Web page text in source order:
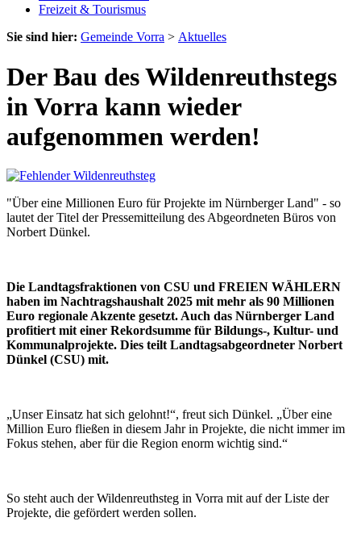
Freizeit & Tourismus
Sie sind hier: Gemeinde Vorra > Aktuelles
Der Bau des Wildenreuthstegs
in Vorra kann wieder
aufgenommen werden!
"Über eine Millionen Euro für Projekte im Nürnberger Land" - so
lautet der Titel der Pressemitteilung des Abgeordneten Büros von
Norbert Dünkel.
Die Landtagsfraktionen von CSU und FREIEN WÄHLERN
haben im Nachtragshaushalt 2025 mit mehr als 90 Millionen
Euro regionale Akzente gesetzt. Auch das Nürnberger Land
profitiert mit einer Rekordsumme für Bildungs-, Kultur- und
Kommunalprojekte. Dies teilt Landtagsabgeordneter Norbert
Dünkel (CSU) mit.
„Unser Einsatz hat sich gelohnt!“, freut sich Dünkel. „Über eine
Million Euro fließen in diesem Jahr in Projekte, die nicht immer im
Fokus stehen, aber für die Region enorm wichtig sind.“
So steht auch der Wildenreuthsteg in Vorra mit auf der Liste der
Projekte, die gefördert werden sollen.